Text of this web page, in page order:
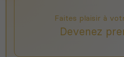
Faites plaisir à
Devenez